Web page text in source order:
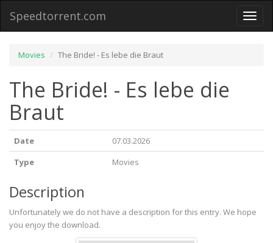
Toggle
Speedtorrent.com
Movies The Bride! - Es lebe die Braut
The Bride! - Es lebe die
Braut
Date
07.03.2026
Type
Movies
Description
Unfortunately we do not have a description for this entry. We hope
you enjoy the download.